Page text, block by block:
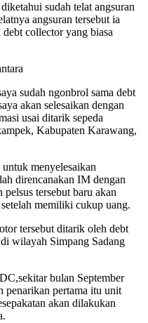
sudah telat angsuran
angsuran tersebut ia
collector yang biasa
sudah ngonbrol sama debt
akan selesaikan dengan
usai ditarik sepeda
Kabupaten Karawang,
menyelesaikan
direncanakan IM dengan
tersebut baru akan
memiliki cukup uang.
tersebut ditarik oleh debt
wilayah Simpang Sadang
bulan September
penarikan pertama itu unit
akan dilakukan